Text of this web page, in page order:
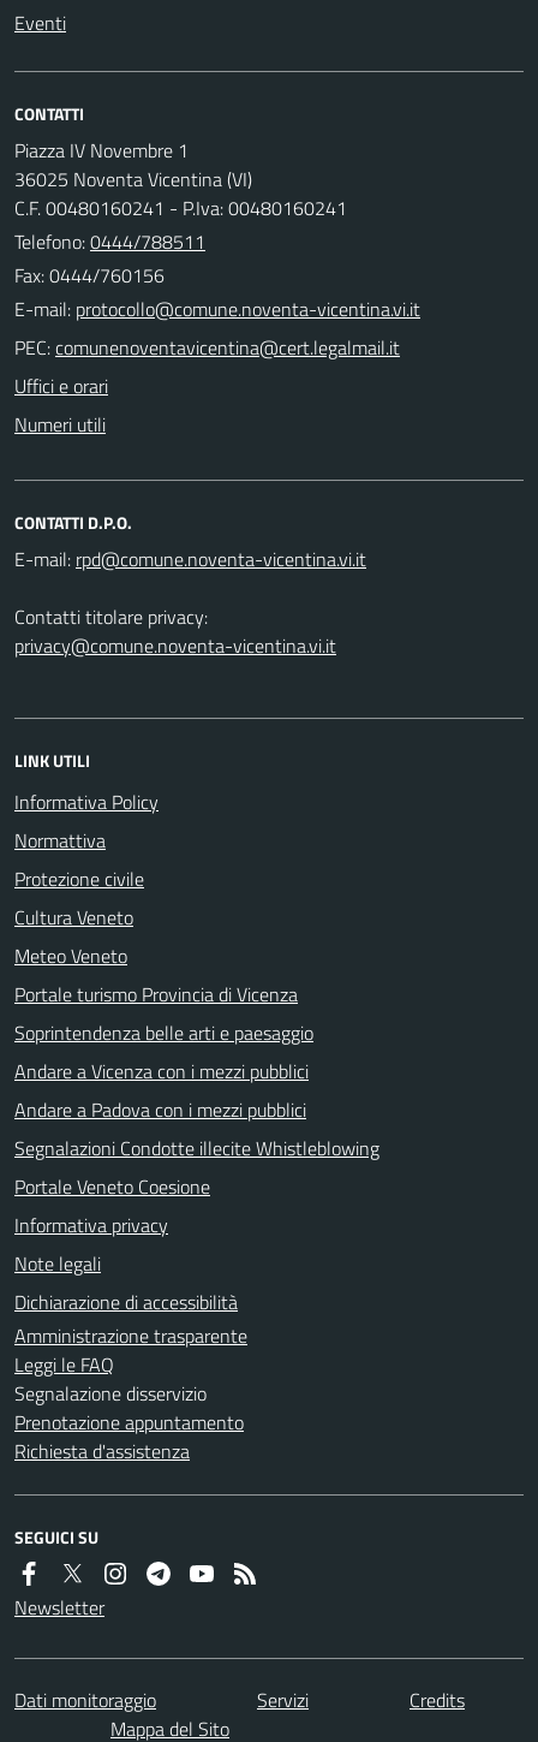
Eventi
CONTATTI
Piazza IV Novembre 1
36025 Noventa Vicentina (VI)
C.F. 00480160241 - P.Iva: 00480160241
Telefono:0444/788511
Fax: 0444/760156
E-mail:
PEC:
Uffici e orari
Numeri utili
CONTATTI D.P.O.
E-mail:
Contatti titolare privacy:
privacy@comune.noventa-vicentina.vi.it
LINK UTILI
Informativa Policy
Normattiva
Protezione civile
Cultura Veneto
Meteo Veneto
Portale turismo Provincia di Vicenza
Soprintendenza belle arti e paesaggio
Andare a Vicenza con i mezzi pubblici
Andare a Padova con i mezzi pubblici
Segnalazioni Condotte illecite Whistleblowing
Portale Veneto Coesione
Informativa privacy
Note legali
Dichiarazione di accessibilità
Amministrazione trasparente
Leggi le FAQ
Segnalazione disservizio
Prenotazione appuntamento
Richiesta d'assistenza
SEGUICI SU
Newsletter
Dati monitoraggio Servizi
Credits
Mappa del Sito